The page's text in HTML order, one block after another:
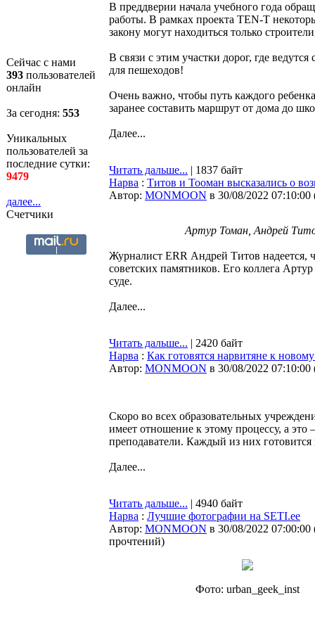
Сейчас с нами
393 пользователей
онлайн
За сегодня: 553
Уникальных
пользователей за
последние сутки:
9479
далее...
Счетчики
В преддверии начала учебного года
работы. В рамках проекта TEN-T
закону могут находиться только
В связи с этим участки дорог, где
для пешеходов!
Очень важно, чтобы путь каждого
заранее составить маршрут от дома до
Далее...
Читать дальше... | 1837 байт
Нарва : Титов и Тооман высказались о
Автор: MONMOON в 30/08/2022 07:10:00
Артур Томан, Андрей
Журналист ERR Андрей Титов надеется,
советских памятников. Его коллега
суде.
Далее...
Читать дальше... | 2420 байт
Нарва : Как готовятся нарвитяне к
Автор: MONMOON в 30/08/2022 07:10:00
Скоро во всех образовательных
имеет отношение к этому процессу, а
преподаватели. Каждый из них
Далее...
Читать дальше... | 4940 байт
Нарва : Лучшие фотографии на SETI.ee
Автор: MONMOON в 30/08/2022 07:00:00
прочтений)
Фото: urban_geek_inst